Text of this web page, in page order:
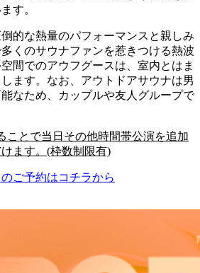
す。
的な熱量のパフォーマンスと親しみ
くのサウナファンを惹きつける熱波
間でのアウフグースは、室内とはま
ます。なお、アウトドアサウナは男
なため、カップルや友人グループで
とで当日その他時間帯公演を追加
ます。(枠数制限有)
ご予約はコチラから